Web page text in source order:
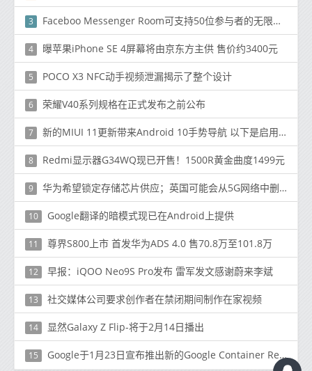
3 Faceboo Messenger Room可支持50位参与者的无限制视频通话
4 曝苹果iPhone SE 4屏幕将由京东方主供 售价约3400元
5 POCO X3 NFC动手视频泄漏揭示了整个设计
6 荣耀V40系列规格在正式发布之前公布
7 新的MIUI 11更新带来Android 10手势导航 以下是启用方法
8 Redmi显示器G34WQ现已开售！1500R黄金曲度1499元
9 华为希望锁定存储芯片供应；英国可能会从5G网络中删除华为的设备
10 Google翻译的暗模式现已在Android上提供
11 尊界S800上市 首发华为ADS 4.0 售70.8万至101.8万
12 早报：iQOO Neo9S Pro发布 雷军发文感谢蔚来李斌
13 社交媒体公司要求创作者在禁闭期间制作在家视频
14 显然Galaxy Z Flip-将于2月14日播出
15 Google于1月23日宣布推出新的Google Container Registry服务的Beta版